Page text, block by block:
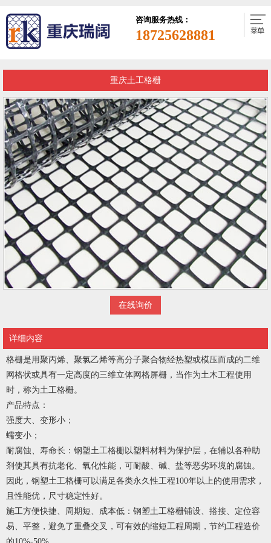
咨询服务热线：
18725628881
重庆土工格栅
在线询价
详细内容
格栅是用聚丙烯、聚氯乙烯等高分子聚合物经热塑或模压而成的二维
网格状或具有一定高度的三维立体网格屏栅，当作为土木工程使用
时，称为土工格栅。
产品特点：
强度大、变形小；
蠕变小；
耐腐蚀、寿命长：钢塑土工格栅以塑料材料为保护层，在辅以各种助
剂使其具有抗老化、氧化性能，可耐酸、碱、盐等恶劣环境的腐蚀。
因此，钢塑土工格栅可以满足各类永久性工程100年以上的使用需求，
且性能优，尺寸稳定性好。
施工方便快捷、周期短、成本低：钢塑土工格栅铺设、搭接、定位容
易、平整，避免了重叠交叉，可有效的缩短工程周期，节约工程造价